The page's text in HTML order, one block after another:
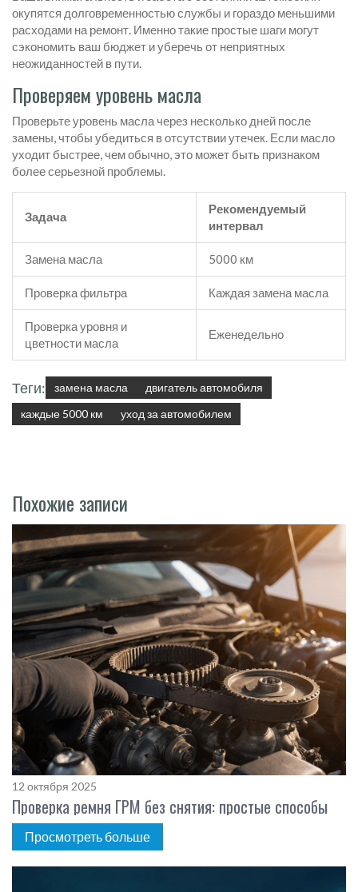
окупятся долговременностью службы и гораздо меньшими
расходами на ремонт. Именно такие простые шаги могут
сэкономить ваш бюджет и уберечь от неприятных
неожиданностей в пути.
Проверяем уровень масла
Проверьте уровень масла через несколько дней после
замены, чтобы убедиться в отсутствии утечек. Если масло
уходит быстрее, чем обычно, это может быть признаком
более серьезной проблемы.
Задача
Рекомендуемый
интервал
Замена масла 5000 км
Проверка фильтра Каждая замена масла
Проверка уровня и
цветности масла
Еженедельно
Теги: замена масла
двигатель автомобиля
каждые 5000 км
уход за автомобилем
Похожие записи
12 октября 2025
Проверка ремня ГРМ без снятия: простые способы
Просмотреть больше